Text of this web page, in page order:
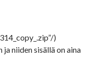
)
niiden sisällä on aina